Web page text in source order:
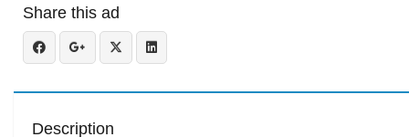
Share this ad
Description